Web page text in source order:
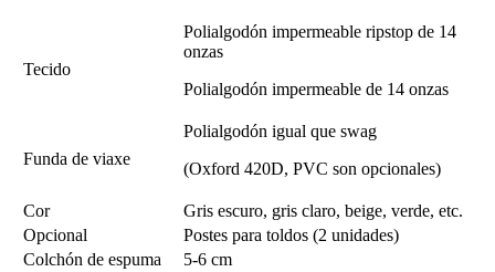
Tecido
Polialgodón impermeable ripstop de 14
onzas
Polialgodón impermeable de 14 onzas
Funda de viaxe
Polialgodón igual que swag
(Oxford 420D, PVC son opcionales)
Cor
Gris escuro, gris claro, beige, verde, etc.
Opcional
Postes para toldos (2 unidades)
Colchón de espuma
5-6 cm